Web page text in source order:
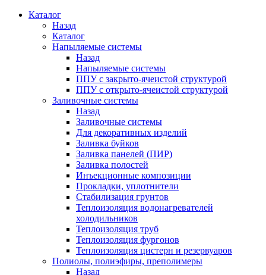
Каталог
Назад
Каталог
Напыляемые системы
Назад
Напыляемые системы
ППУ с закрыто-ячеистой структурой
ППУ с открыто-ячеистой структурой
Заливочные системы
Назад
Заливочные системы
Для декоративных изделий
Заливка буйков
Заливка панелей (ПИР)
Заливка полостей
Инъекционные композиции
Прокладки, уплотнители
Стабилизация грунтов
Теплоизоляция водонагревателей
холодильников
Теплоизоляция труб
Теплоизоляция фургонов
Теплоизоляция цистерн и резервуаров
Полиолы, полиэфиры, преполимеры
Назад